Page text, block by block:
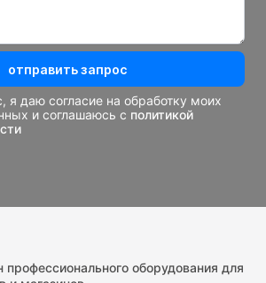
отправить запрос
я даю согласие на обработку моих
и соглашаюсь с политикой
профессионального оборудования для